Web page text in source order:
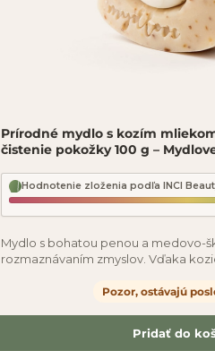
Prírodné mydlo s kozím
čistenie pokožky 100 g –
Hodnotenie zloženia podľa INCI
Mydlo s bohatou penou a medovo-
rozmaznávaním zmyslov. Vďaka
Pozor, ostávajú
Pridať do